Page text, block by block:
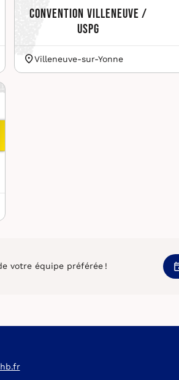
Convention Villeneuve /
USPG
Villeneuve-sur-Yonne
votre équipe préférée !